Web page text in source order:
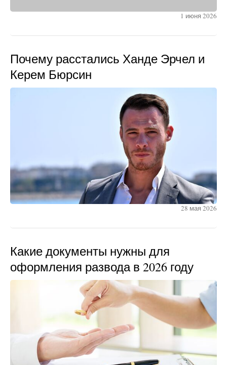
1 июня 2026
Почему расстались Ханде Эрчел и
Керем Бюрсин
28 мая 2026
Какие документы нужны для
оформления развода в 2026 году